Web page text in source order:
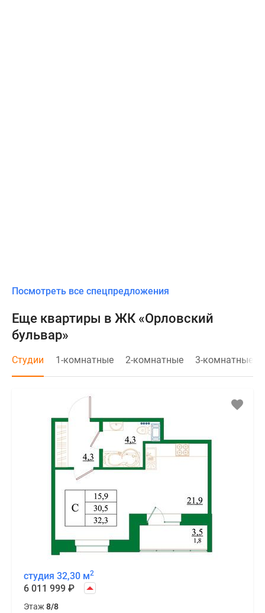
Посмотреть все спецпредложения
Еще квартиры в ЖК «Орловский
бульвар»
Студии 1-комнатные 2-комнатные 3-комнатные
студия 32,30 м2
6 011 999 ₽
Этаж 8/8